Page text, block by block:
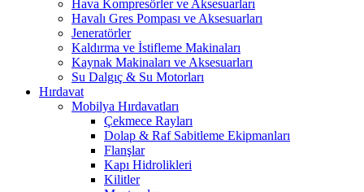
Hava Kompresörler ve Aksesuarları
Havalı Gres Pompası ve Aksesuarları
Jeneratörler
Kaldırma ve İstifleme Makinaları
Kaynak Makinaları ve Aksesuarları
Su Dalgıç & Su Motorları
Hırdavat
Mobilya Hırdavatları
Çekmece Rayları
Dolap & Raf Sabitleme Ekipmanları
Flanşlar
Kapı Hidrolikleri
Kilitler